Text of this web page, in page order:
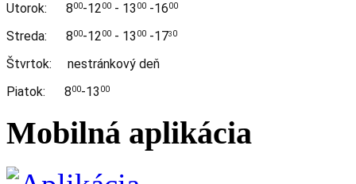
Utorok: 800-1200 - 13 00 -1600
Streda: 800-1200 - 13 00 -173 0
Štvrtok: nestránkový deň
Piatok: 800-13 00
Mobilná aplikácia